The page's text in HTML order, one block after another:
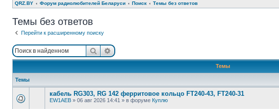
QRZ.BY Форум радиолюбителей Беларуси Поиск Темы без ответов
Темы без ответов
Перейти к расширенному поиску
ПоискРасширенный поиск
Темы
Темы
кабель RG303, RG 142 ферритовое кольцо FT240-43, FT240-31
EW1AEB » 06 авг 2026 14:41 » в форуме Куплю